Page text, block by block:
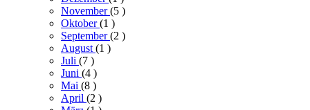
November(5 )
Oktober(1 )
September(2 )
August (1 )
Juli (7 )
Juni (4 )
Mai (8 )
April (2 )